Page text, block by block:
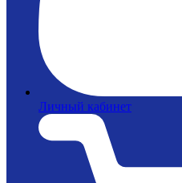
Личный кабинет